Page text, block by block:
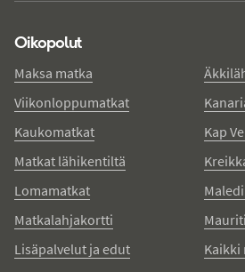
Oikopolut
Maksa matka
Viikonloppumatkat
Kaukomatkat
Matkat lähikentiltä
Lomamatkat
Matkalahjakortti
Lisäpalvelut ja edut
Kap
Kaikki